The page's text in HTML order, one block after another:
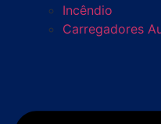
Incêndio
Carregadores